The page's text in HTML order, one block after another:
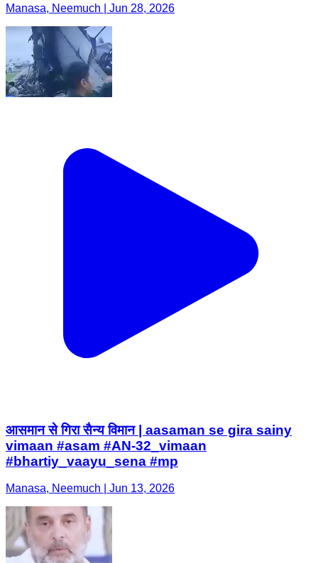
Manasa, Neemuch | Jun 28, 2026
आसमान से गिरा सैन्य विमान | aasaman se gira sainy
vimaan #asam #AN-32_vimaan
#bhartiy_vaayu_sena #mp
Manasa, Neemuch | Jun 13, 2026